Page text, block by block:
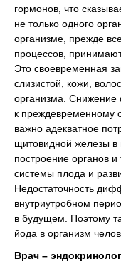
гормонов, что
не только одного
организме, прежде
процессов,
Это своевременная
слизистой, кожи,
организма. Снижение
к преждевременному
важно адекватное
щитовидной железы
построение органов
системы плода и
Недостаточность
внутриутробном
в будущем. Поэтому
йода в организм
Врач –